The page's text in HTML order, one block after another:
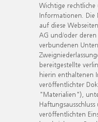
Wichtige
Informationen.
auf diese
AG und/oder deren
verbundenen
bereitgestellte
hierin enthaltenen
veröffentlichter
"Materialien"),
veröffentlichten